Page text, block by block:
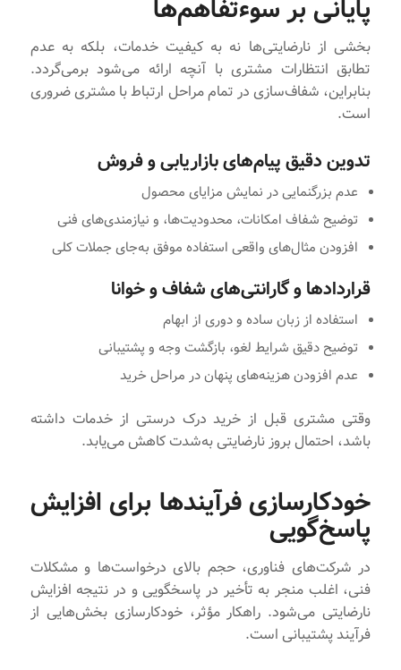
پایانی بر سوءتفاهم‌ها
بخشی از نارضایتی‌ها نه به کیفیت خدمات، بلکه به عدم
تطابق انتظارات مشتری با آنچه ارائه می‌شود برمی‌گردد.
بنابراین، شفاف‌سازی در تمام مراحل ارتباط با مشتری ضروری
است.
تدوین دقیق پیام‌های بازاریابی و فروش
عدم بزرگنمایی در نمایش مزایای محصول
توضیح شفاف امکانات، محدودیت‌ها، و نیازمندی‌های فنی
افزودن مثال‌های واقعی استفاده موفق به‌جای جملات کلی
قراردادها و گارانتی‌های شفاف و خوانا
استفاده از زبان ساده و دوری از ابهام
توضیح دقیق شرایط لغو، بازگشت وجه و پشتیبانی
عدم افزودن هزینه‌های پنهان در مراحل خرید
وقتی مشتری قبل از خرید درک درستی از خدمات داشته
باشد، احتمال بروز نارضایتی به‌شدت کاهش می‌یابد.
خودکارسازی فرآیندها برای افزایش
پاسخ‌گویی
در شرکت‌های فناوری، حجم بالای درخواست‌ها و مشکلات
فنی، اغلب منجر به تأخیر در پاسخگویی و در نتیجه افزایش
نارضایتی می‌شود. راهکار مؤثر، خودکارسازی بخش‌هایی از
فرآیند پشتیبانی است.